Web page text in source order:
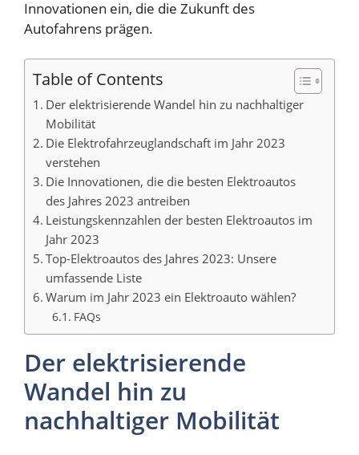
Innovationen ein, die die Zukunft des
Autofahrens prägen.
Table of Contents
Der elektrisierende Wandel hin zu nachhaltiger
Mobilität
Die Elektrofahrzeuglandschaft im Jahr 2023
verstehen
Die Innovationen, die die besten Elektroautos
des Jahres 2023 antreiben
Leistungskennzahlen der besten Elektroautos im
Jahr 2023
Top-Elektroautos des Jahres 2023: Unsere
umfassende Liste
Warum im Jahr 2023 ein Elektroauto wählen?
FAQs
Der elektrisierende
Wandel hin zu
nachhaltiger Mobilität